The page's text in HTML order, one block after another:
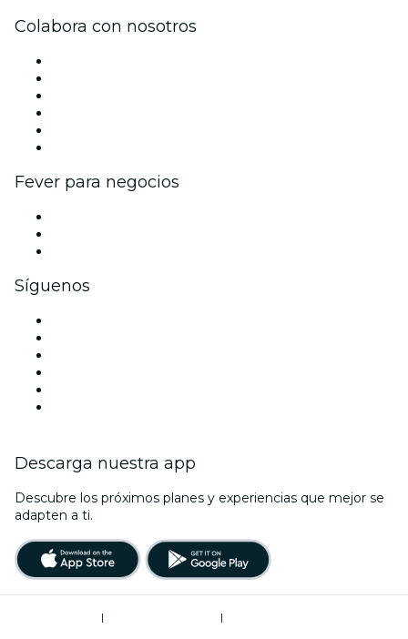
Colabora con nosotros
Fever para negocios
Síguenos
Descarga nuestra app
Descubre los próximos planes y experiencias que mejor se
adapten a ti.
|
|